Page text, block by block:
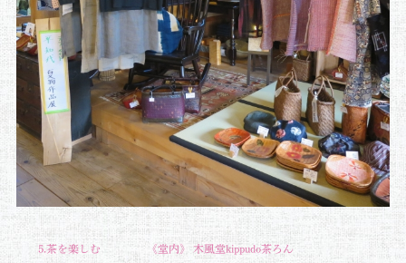
5.茶を楽しむ 《堂内》 木風堂kippudo茶ろん